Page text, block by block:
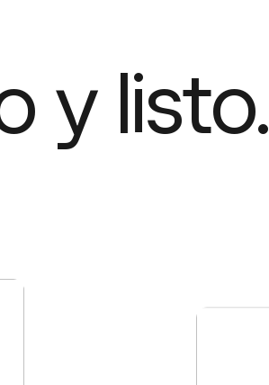
y listo.